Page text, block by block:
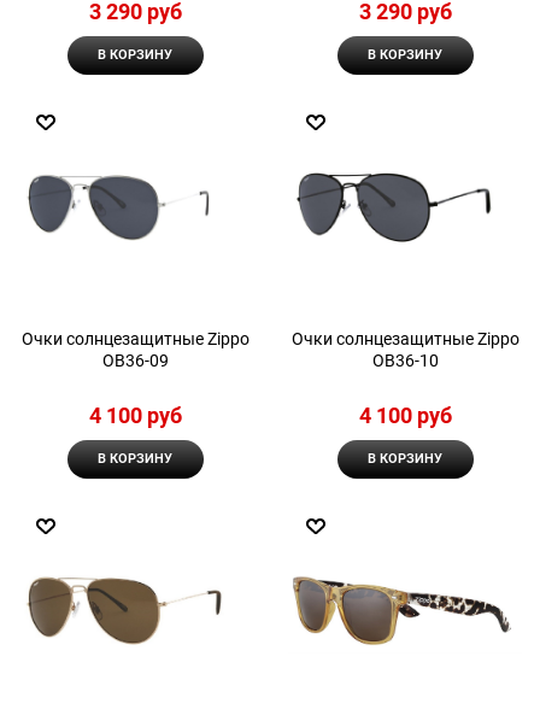
3 290 руб
В КОРЗИНУ
3 290 руб
В КОРЗИНУ
Очки солнцезащитные Zippo
OB36-09
4 100 руб
В КОРЗИНУ
Очки солнцезащитные Zippo
OB36-10
4 100 руб
В КОРЗИНУ